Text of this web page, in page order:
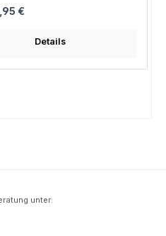
Preis:
€
Details
unter: